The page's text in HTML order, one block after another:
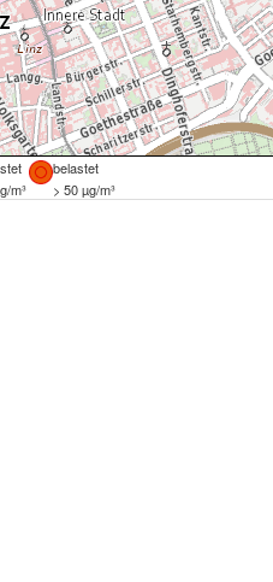
belastet
m³ > 50 µg/m³